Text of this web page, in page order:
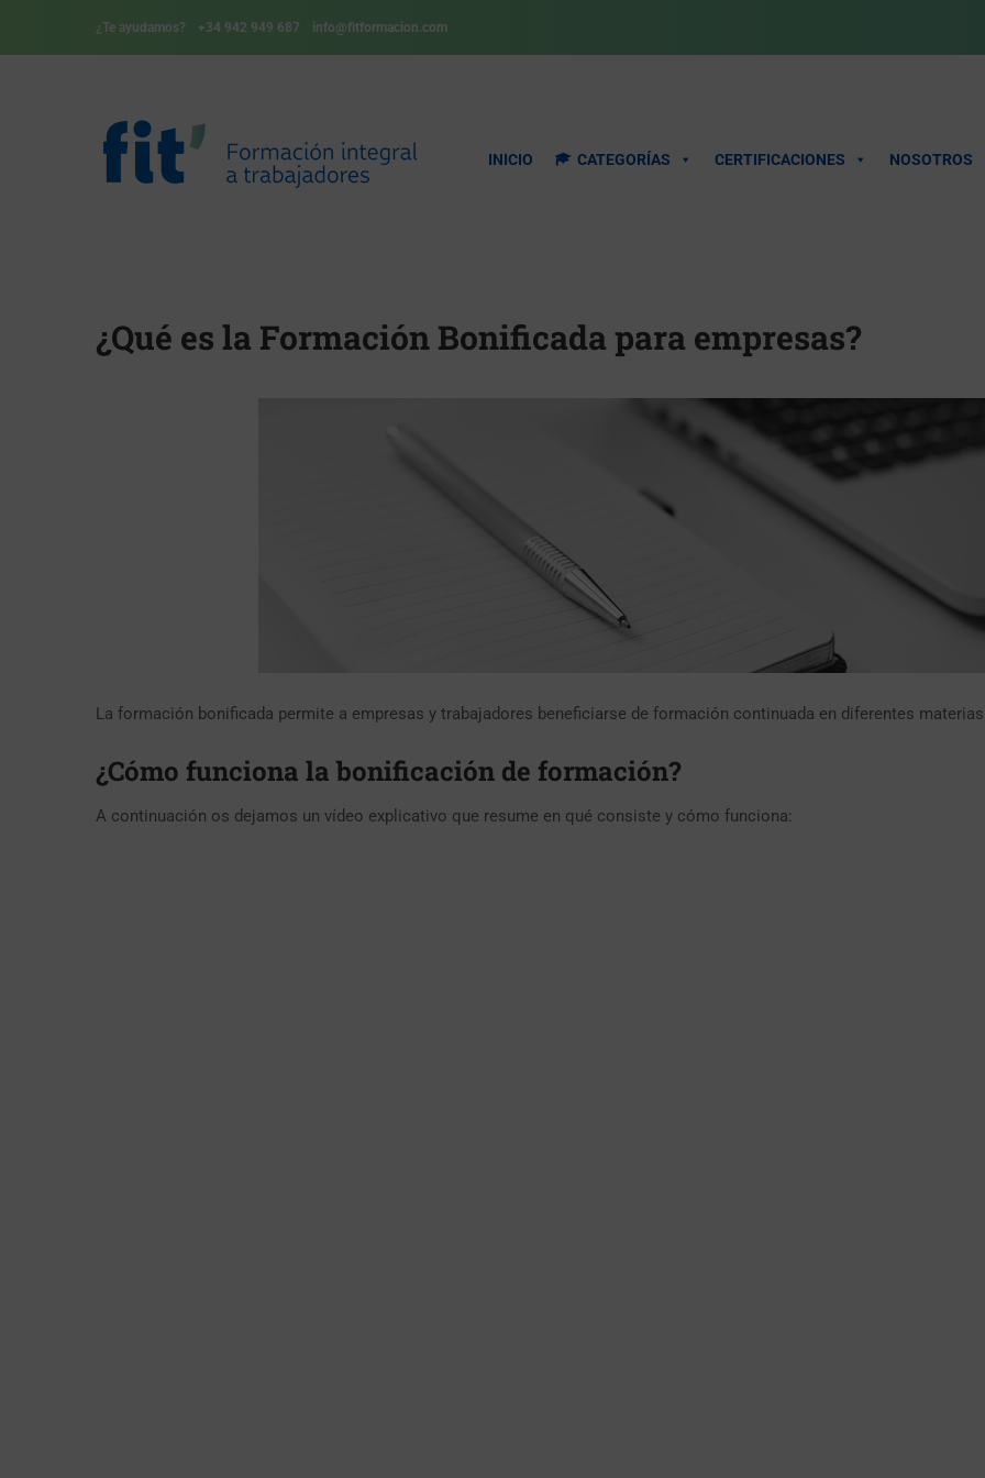
¿Te ayudamos? +34 942 949 687 info@fitformacion.com
INICIO CATEGORÍAS CERTIFICACIONES NOSOTROS
¿Qué es la Formación Bonificada para empresas?
La formación bonificada permite a empresas y trabajadores beneficiarse de formación continuada en diferentes
¿Cómo funciona la bonificación de formación?
A continuación os dejamos un vídeo explicativo que resume en qué consiste y cómo funciona: